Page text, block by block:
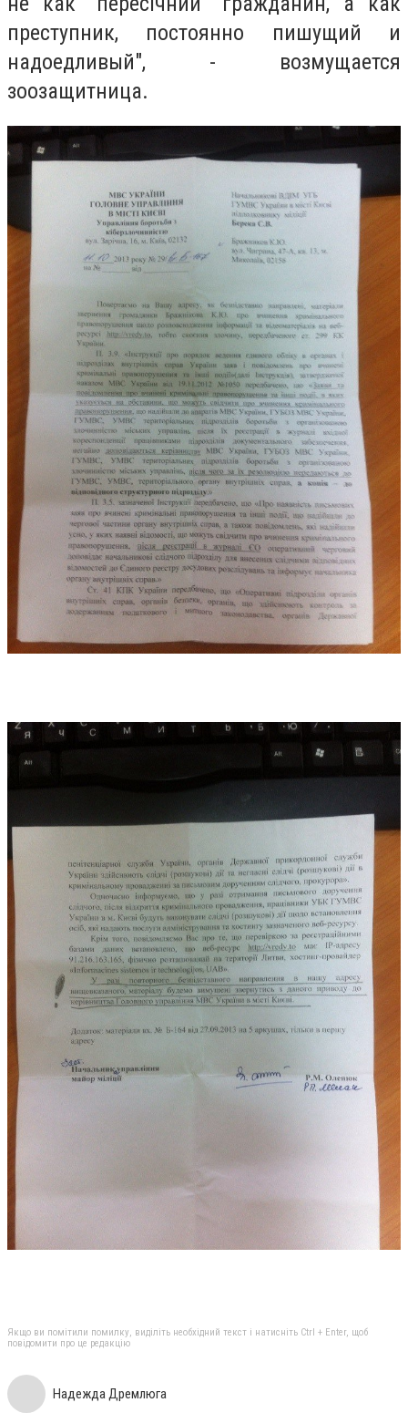
преступник, постоянно пишущий и
надоедливый", - возмущается
зоозащитница.
Якщо ви помітили помилку, виділіть необхідний текст і натисніть Ctrl + Enter, щоб
повідомити про це редакцію
Надежда Дремлюга